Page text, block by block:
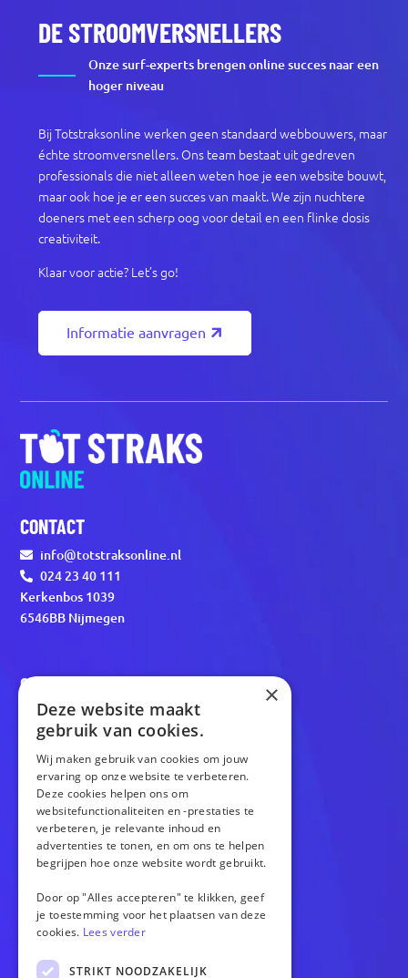
DE STROOMVERSNELLERS
Onze surf-experts brengen online succes naar een
hoger niveau
Bij Totstraksonline werken geen standaard webbouwers, maar
échte stroomversnellers. Ons team bestaat uit gedreven
professionals die niet alleen weten hoe je een website bouwt,
maar ook hoe je er een succes van maakt. We zijn nuchtere
doeners met een scherp oog voor detail en een flinke dosis
creativiteit.
Klaar voor actie? Let’s go!
Informatie aanvragen
CONTACT
info@totstraksonline.nl
024 23 40 111
Kerkenbos 1039
6546BB Nijmegen
OPTIES
Website
Webshop
Versnellen
Gratis homepagina
OVERIG
Cases
Over ons
Blogs
Contact
×
Deze website maakt
gebruik van cookies.
Wij maken gebruik van cookies om jouw
ervaring op onze website te verbeteren.
Deze cookies helpen ons om
websitefunctionaliteiten en -prestaties te
verbeteren, je relevante inhoud en
advertenties te tonen, en om ons te helpen
begrijpen hoe onze website wordt gebruikt.
Door op "Alles accepteren" te klikken, geef
je toestemming voor het plaatsen van deze
cookies. Lees verder
STRIKT NOODZAKELIJK